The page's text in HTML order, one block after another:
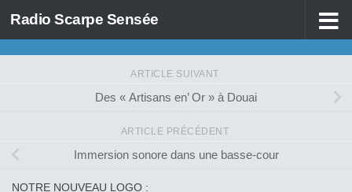
Skip to content
Radio Scarpe Sensée
ARTICLE SUIVANT
Des « Artisans en’ Or » à Douai
ARTICLE PRÉCÉDENT
Immersion sonore dans une basse-cour
NOTRE NOUVEAU LOGO :